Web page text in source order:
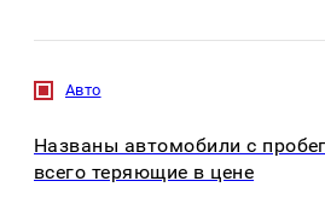
Авто
Названы автомобили с
всего теряющие в цене